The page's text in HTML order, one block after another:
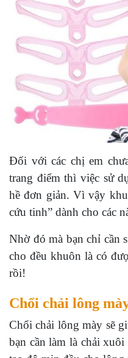
Đối với các chị em
trang điểm thì việc sử
hề đơn giản. Vì vậy
cứu tinh” dành cho các
Nhờ đó mà bạn chỉ cần
cho đều khuôn là có
rồi!
Chổi chải lông
Chổi chải lông mày sẽ
bạn cần làm là chải